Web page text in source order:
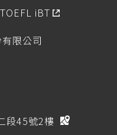
TOEFL iBT
限公司
段45號2樓